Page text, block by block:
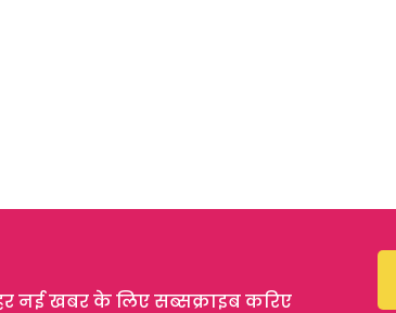
नई खबर के लिए सब्सक्राइब करिए